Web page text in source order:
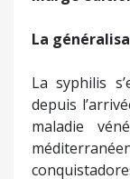
La
La syphilis
depuis
maladie